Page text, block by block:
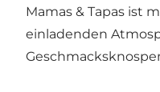
Mamas & Tapas ist
einladenden